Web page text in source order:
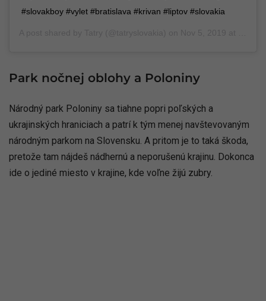
#slovakboy #vylet #bratislava #krivan #liptov #slovakia
Park nočnej oblohy a Poloniny
Národný park Poloniny sa tiahne popri poľských a
ukrajinských hraniciach a patrí k tým menej navštevovaným
národným parkom na Slovensku. A pritom je to taká škoda,
pretože tam nájdeš nádhernú a neporušenú krajinu. Dokonca
ide o jediné miesto v krajine, kde voľne žijú zubry.